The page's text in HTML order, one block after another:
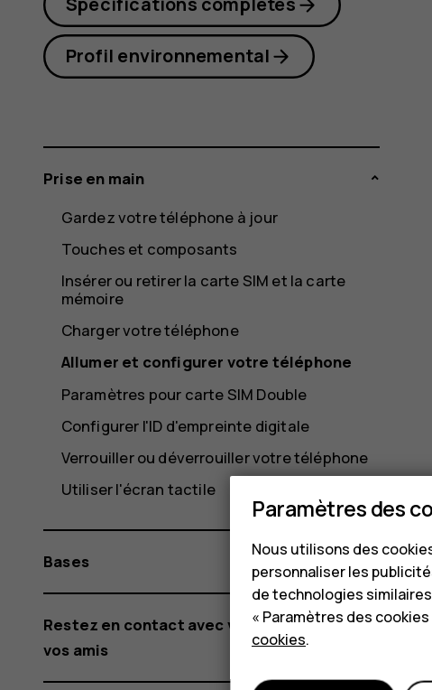
Profil environnemental
Prise en main
Gardez votre téléphone à jour
Touches et composants
Insérer ou retirer la carte SIM et la carte
mémoire
Charger votre téléphone
Allumer et configurer votre téléphone
Paramètres pour carte SIM Double
Configurer l'ID d'empreinte digitale
Verrouiller ou déverrouiller votre téléphone
Utiliser l'écran tactile
Bases
Restez en contact avec votre famille et
vos amis
Paramètres des
Nous utilisons des
personnaliser les
de technologies
« Paramètres des
cookies.